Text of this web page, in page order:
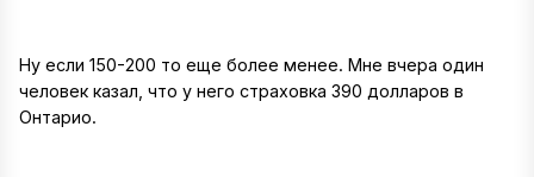
Ну если 150-200 то еще более менее. Мне вчера один
человек казал, что у него страховка 390 долларов в
Онтарио.